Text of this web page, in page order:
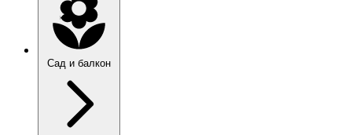
Сад и балкон